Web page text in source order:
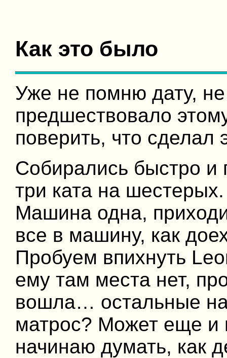
Как это было
Уже не помню дату,
предшествовало
поверить, что сделал
Собирались быстро и
три ката на
Машина одна,
все в машину, как
Пробуем впихнуть
ему там места нет,
вошла… остальные
матрос? Может еще и
начинаю думать, как